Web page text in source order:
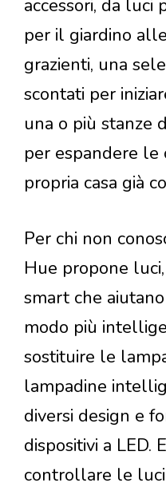
accessori, da luci
per il giardino
grazienti, una
scontati per
una o più stanze
per espandere
propria casa già
Per chi non
Hue propone
smart che
modo più
sostituire le
lampadine
diversi design e
dispositivi a LED.
controllare le